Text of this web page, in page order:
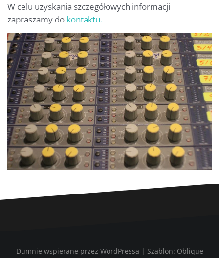
W celu uzyskania szczegółowych informacji
zapraszamy do kontaktu.
Dumnie wspierane przez WordPressa | Szablon: Oblique